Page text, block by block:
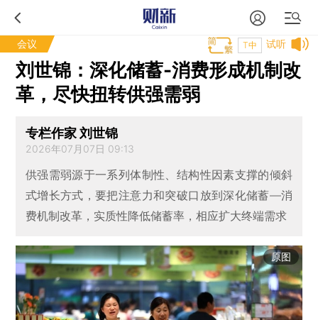
会议 试听
T中
刘世锦：深化储蓄-消费形成机制改
革，尽快扭转供强需弱
专栏作家 刘世锦
2026年07月07日 09:13
供强需弱源于一系列体制性、结构性因素支撑的倾斜
式增长方式，要把注意力和突破口放到深化储蓄—消
费机制改革，实质性降低储蓄率，相应扩大终端需求
原图